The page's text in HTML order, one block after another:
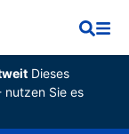
Dieses
Sie es